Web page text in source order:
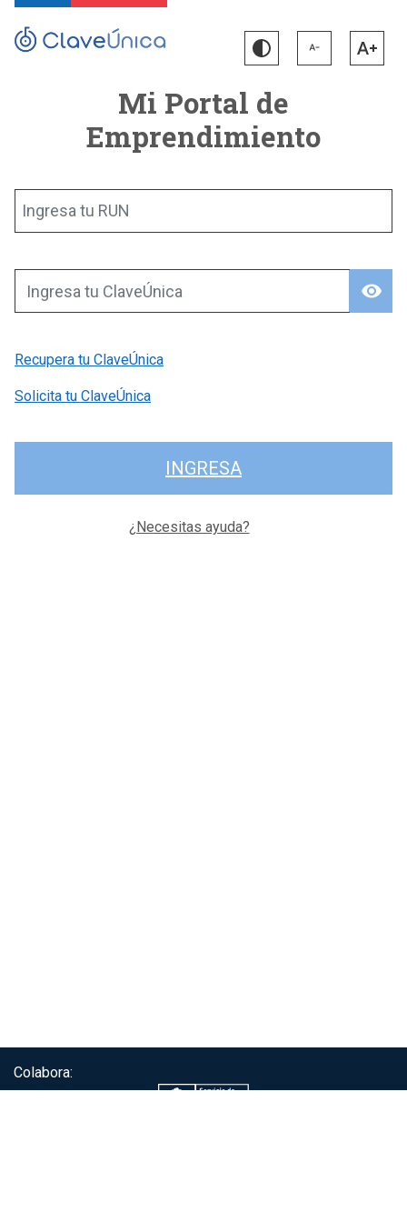
Mi Portal de
Emprendimiento
Ingresa tu RUN
visibility
Ingresa tu ClaveÚnica
Recupera tu ClaveÚnica
Solicita tu ClaveÚnica
INGRESA
¿Necesitas ayuda?
Colabora: